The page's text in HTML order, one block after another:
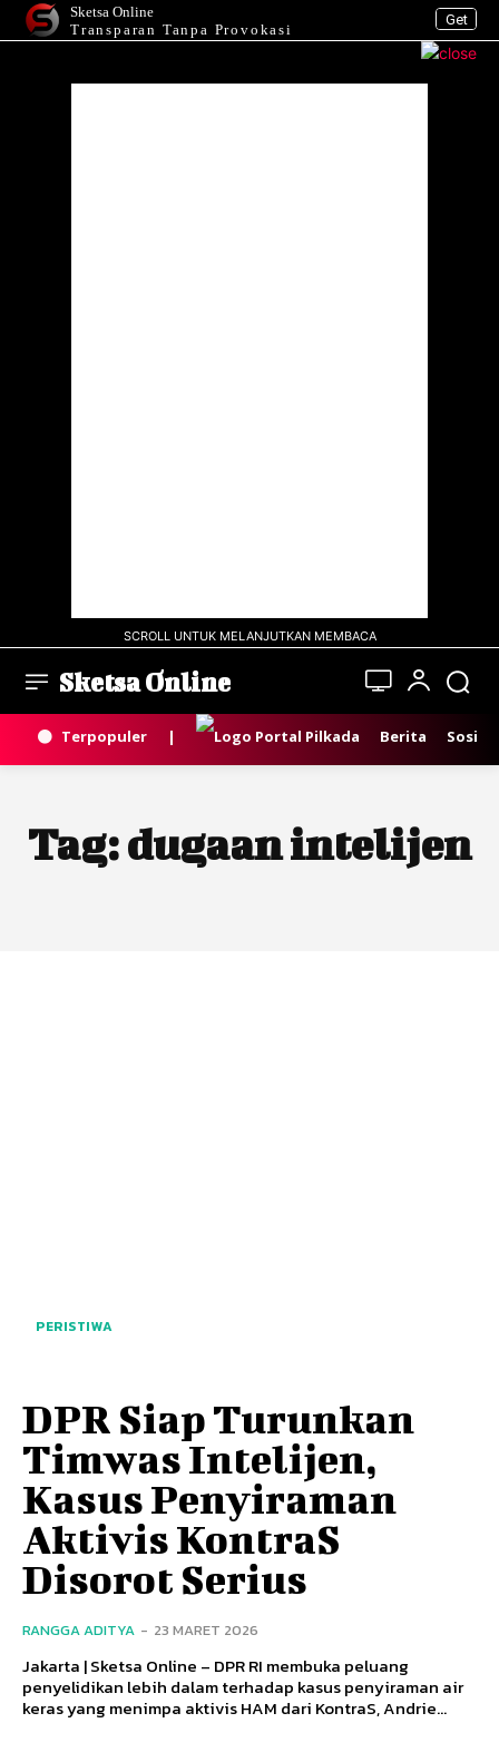
Get
Sketsa Online
Transparan Tanpa Provokasi
SCROLL UNTUK MELANJUTKAN MEMBACA
Sketsa Online
Terpopuler | Berita Sosial
Tag:dugaan intelijen
PERISTIWA
DPR Siap Turunkan
Timwas Intelijen,
Kasus Penyiraman
Aktivis KontraS
Disorot Serius
RANGGA ADITYA - 23 MARET 2026
Jakarta | Sketsa Online – DPR RI membuka peluang
penyelidikan lebih dalam terhadap kasus penyiraman air
keras yang menimpa aktivis HAM dari KontraS, Andrie...